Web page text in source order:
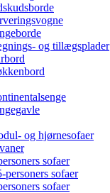
og tillægsplader
og hjørnesofaer
sofaer
personers sofaer
sofaer